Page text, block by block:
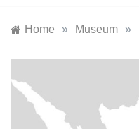
Home » Museum »